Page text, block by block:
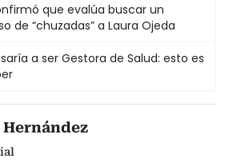
que evalúa buscar un
de “chuzadas” a Laura Ojeda
a ser Gestora de Salud: esto es